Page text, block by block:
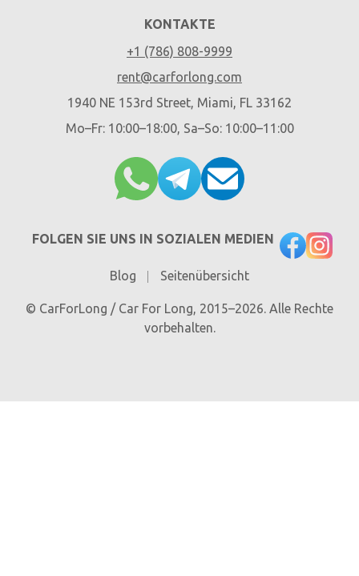
KONTAKTE
+1 (786) 808-9999
rent@carforlong.com
1940 NE 153rd Street, Miami, FL 33162
Mo–Fr: 10:00–18:00, Sa–So: 10:00–11:00
FOLGEN SIE UNS IN SOZIALEN MEDIEN
Blog Seitenübersicht
© CarForLong / Car For Long, 2015–2026. Alle Rechte
vorbehalten.